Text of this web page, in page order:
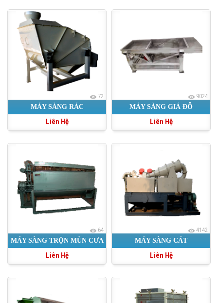
72
MÁY SÀNG RÁC
Liên Hệ
9024
MÁY SÀNG GIÁ ĐỖ
Liên Hệ
64
MÁY SÀNG TRỘN MÙN CƯA
Liên Hệ
4142
MÁY SÀNG CÁT
Liên Hệ